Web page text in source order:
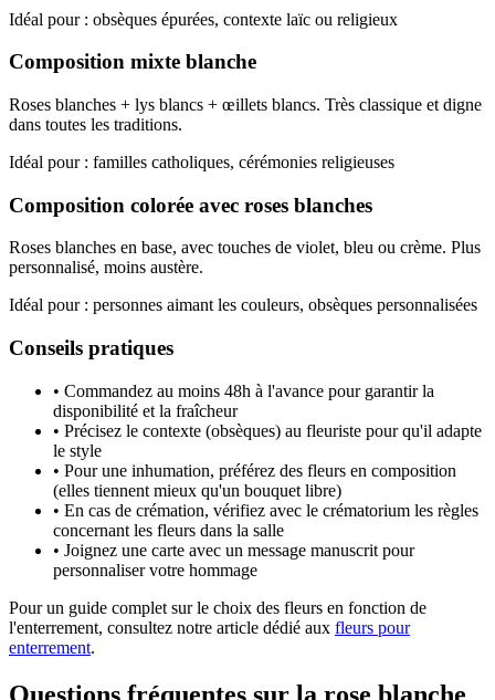
Idéal pour : obsèques épurées, contexte laïc ou religieux
Composition mixte blanche
Roses blanches + lys blancs + œillets blancs. Très classique et digne
dans toutes les traditions.
Idéal pour : familles catholiques, cérémonies religieuses
Composition colorée avec roses blanches
Roses blanches en base, avec touches de violet, bleu ou crème. Plus
personnalisé, moins austère.
Idéal pour : personnes aimant les couleurs, obsèques personnalisées
Conseils pratiques
• Commandez au moins 48h à l'avance pour garantir la
disponibilité et la fraîcheur
• Précisez le contexte (obsèques) au fleuriste pour qu'il adapte
le style
• Pour une inhumation, préférez des fleurs en composition
(elles tiennent mieux qu'un bouquet libre)
• En cas de crémation, vérifiez avec le crématorium les règles
concernant les fleurs dans la salle
• Joignez une carte avec un message manuscrit pour
personnaliser votre hommage
Pour un guide complet sur le choix des fleurs en fonction de
l'enterrement, consultez notre article dédié aux fleurs pour
enterrement.
Questions fréquentes sur la rose blanche